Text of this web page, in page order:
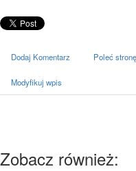
Dodaj Komentarz Poleć stronę
Modyfikuj wpis
Zobacz również: